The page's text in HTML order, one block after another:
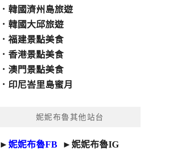
．韓國濟州島旅遊
．韓國大邱旅遊
．福建景點美食
．香港景點美食
．澳門景點美食
． 印尼峇里島蜜月
妮妮布魯其他站台
►妮妮布魯FB ►妮妮布魯IG